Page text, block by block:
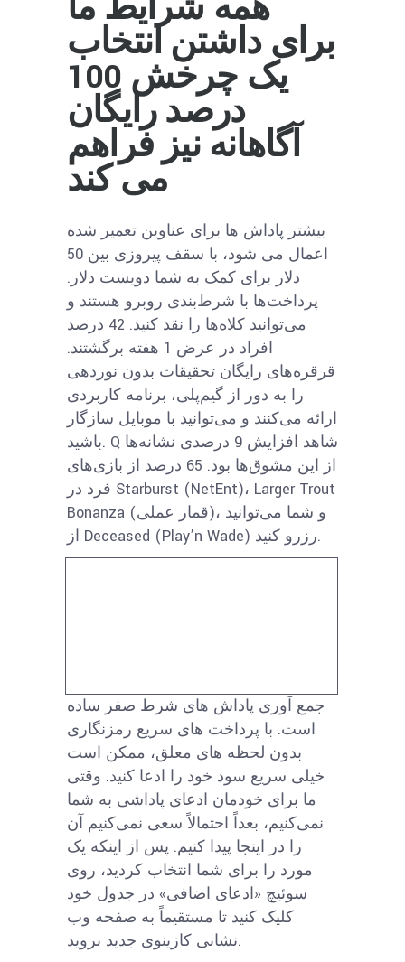
برای داشتن انتخاب
یک چرخش 100
درصد رایگان
آگاهانه نیز فراهم
می کند
بیشتر پاداش ها برای عناوین تعمیر شده
اعمال می شود، با سقف پیروزی بین 50
دلار برای کمک به شما دویست دلار.
پرداخت‌ها با شرط‌بندی روبرو هستند و
می‌توانید کلاه‌ها را نقد کنید. 42 درصد
افراد در عرض 1 هفته برگشتند.
قرقره‌های رایگان تحقیقات بدون نوردهی
را به دور از گیم‌پلی، برنامه کاربردی
ارائه می‌کنند و می‌توانید با موبایل سازگار
باشید. Q شاهد افزایش 9 درصدی نشانه‌ها
از این مشوق‌ها بود. 65 درصد از بازی‌های
فرد در Starburst (NetEnt)، Larger Trout
Bonanza (قمار عملی)، و شما می‌توانید
از Deceased (Play’n Wade) رزرو کنید.
جمع آوری پاداش های شرط صفر ساده
است. با پرداخت های سریع رمزنگاری
بدون لحظه های معلق، ممکن است
خیلی سریع سود خود را ادعا کنید. وقتی
ما برای خودمان ادعای پاداشی به شما
نمی‌کنیم، بعداً احتمالاً سعی نمی‌کنیم آن
را در اینجا پیدا کنیم. پس از اینکه یک
مورد را برای شما انتخاب کردید، روی
سوئیچ «ادعای اضافی» در جدول خود
کلیک کنید تا مستقیماً به صفحه وب
نشانی کازینوی جدید بروید.